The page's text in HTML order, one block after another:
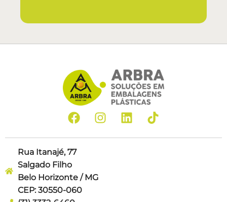
Rua Itanajé, 77
Salgado Filho
Belo Horizonte / MG
CEP: 30550-060